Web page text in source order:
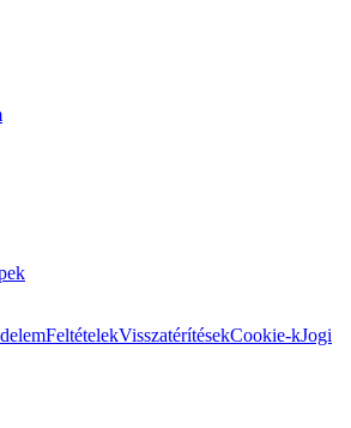
FeltételekVisszatérítésekCookie-kJogi